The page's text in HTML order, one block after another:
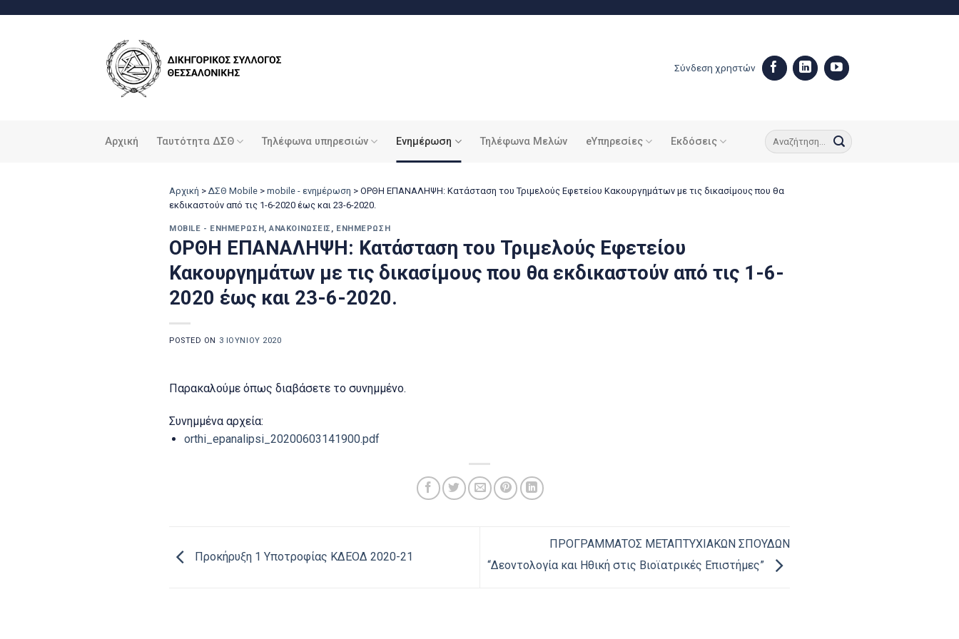
Σύνδεση χρηστών
Αρχική Ταυτότητα ΔΣΘ Τηλέφωνα υπηρεσιών Ενημέρωση Τηλέφωνα Μελών eΥπηρεσίες Εκδόσεις
Αρχική > ΔΣΘ Mobile > mobile - ενημέρωση > ΟΡΘΗ ΕΠΑΝΑΛΗΨΗ: Κατάσταση του Τριμελούς Εφετείου Κακουργημάτων με τις δικασίμους που θα
εκδικαστούν από τις 1-6-2020 έως και 23-6-2020.
MOBILE - ΕΝΗΜΈΡΩΣΗ,ΑΝΑΚΟΙΝΏΣΕΙΣ , ΕΝΗΜΈΡΩΣΗ
ΟΡΘΗ ΕΠΑΝΑΛΗΨΗ: Κατάσταση του Τριμελούς Εφετείου
Κακουργημάτων με τις δικασίμους που θα εκδικαστούν από τις 1-6-
2020 έως και 23-6-2020.
POSTED ON 3 ΙΟΥΝΊΟΥ 2020
Παρακαλούμε όπως διαβάσετε το συνημμένο.
Συνημμένα αρχεία:
orthi_epanalipsi_20200603141900.pdf
Προκήρυξη 1 Υποτροφίας ΚΔΕΟΔ 2020-21
ΠΡΟΓΡΑΜΜΑΤΟΣ ΜΕΤΑΠΤΥΧΙΑΚΩΝ ΣΠΟΥΔΩΝ
“Δεοντολογία και Ηθική στις Βιοϊατρικές Επιστήμες”